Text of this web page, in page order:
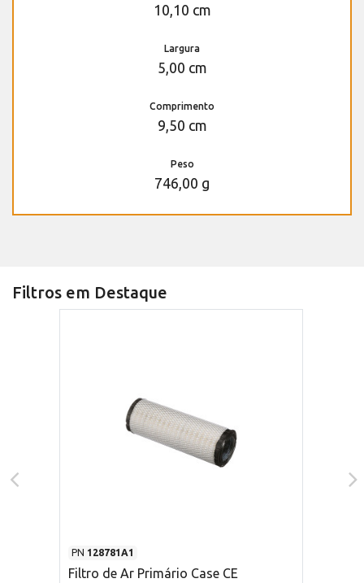
10,10 cm
Largura
5,00 cm
Comprimento
9,50 cm
Peso
746,00 g
Filtros em Destaque
PN 128781A1
Filtro de Ar Primário Case CE